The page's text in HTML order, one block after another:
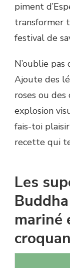
piment
transformer
festival de
N’oublie
Ajoute des
roses ou
explosion
fais-toi
recette qui
Les
mariné